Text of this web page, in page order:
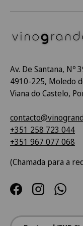
Av. De Santana, Nº
4910-225, Moledo
Viana do Castelo,
+351 258 723 044
+351 967 077 068
(Chamada para a
FacebookInstagram
País/Região